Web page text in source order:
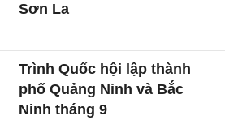
Sơn La
Trình Quốc hội lập thành
phố Quảng Ninh và Bắc
Ninh tháng 9